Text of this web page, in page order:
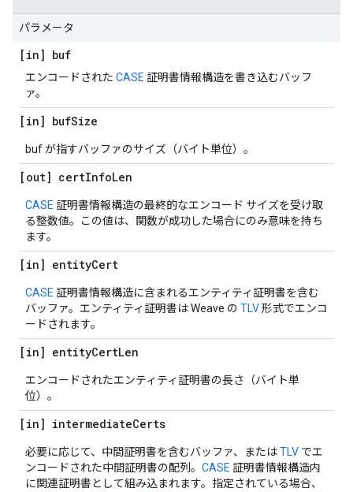
パラメータ
[in] buf
エンコードされた CASE 証明書情報構造を書き込むバッフ
ァ。
[in] bufSize
buf が指すバッファのサイズ（バイト単位）。
[out] certInfoLen
CASE 証明書情報構造の最終的なエンコード サイズを受け取
る整数値。この値は、関数が成功した場合にのみ意味を持ち
ます。
[in] entityCert
CASE 証明書情報構造に含まれるエンティティ証明書を含む
バッファ。エンティティ証明書は Weave の TLV形式でエンコ
ードされます。
[in] entityCertLen
エンコードされたエンティティ証明書の長さ（バイト単
位）。
[in] intermediateCerts
必要に応じて、中間証明書を含むバッファ、またはTLV でエ
ンコードされた中間証明書の配列。 CASE 証明書情報構造内
に関連証明書として組み込まれます。指定されている場合、